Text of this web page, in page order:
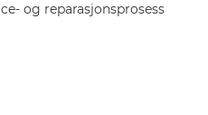
og reparasjonsprosess